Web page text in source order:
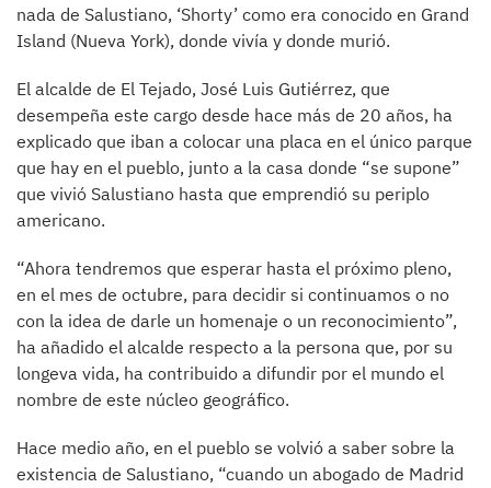
nada de Salustiano, ‘Shorty’ como era conocido en Grand
Island (Nueva York), donde vivía y donde murió.
El alcalde de El Tejado, José Luis Gutiérrez, que
desempeña este cargo desde hace más de 20 años, ha
explicado que iban a colocar una placa en el único parque
que hay en el pueblo, junto a la casa donde “se supone”
que vivió Salustiano hasta que emprendió su periplo
americano.
“Ahora tendremos que esperar hasta el próximo pleno,
en el mes de octubre, para decidir si continuamos o no
con la idea de darle un homenaje o un reconocimiento”,
ha añadido el alcalde respecto a la persona que, por su
longeva vida, ha contribuido a difundir por el mundo el
nombre de este núcleo geográfico.
Hace medio año, en el pueblo se volvió a saber sobre la
existencia de Salustiano, “cuando un abogado de Madrid